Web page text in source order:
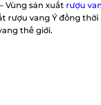
Vùng sản xuấtrượu
vang Ý đồng thời
thế giới.